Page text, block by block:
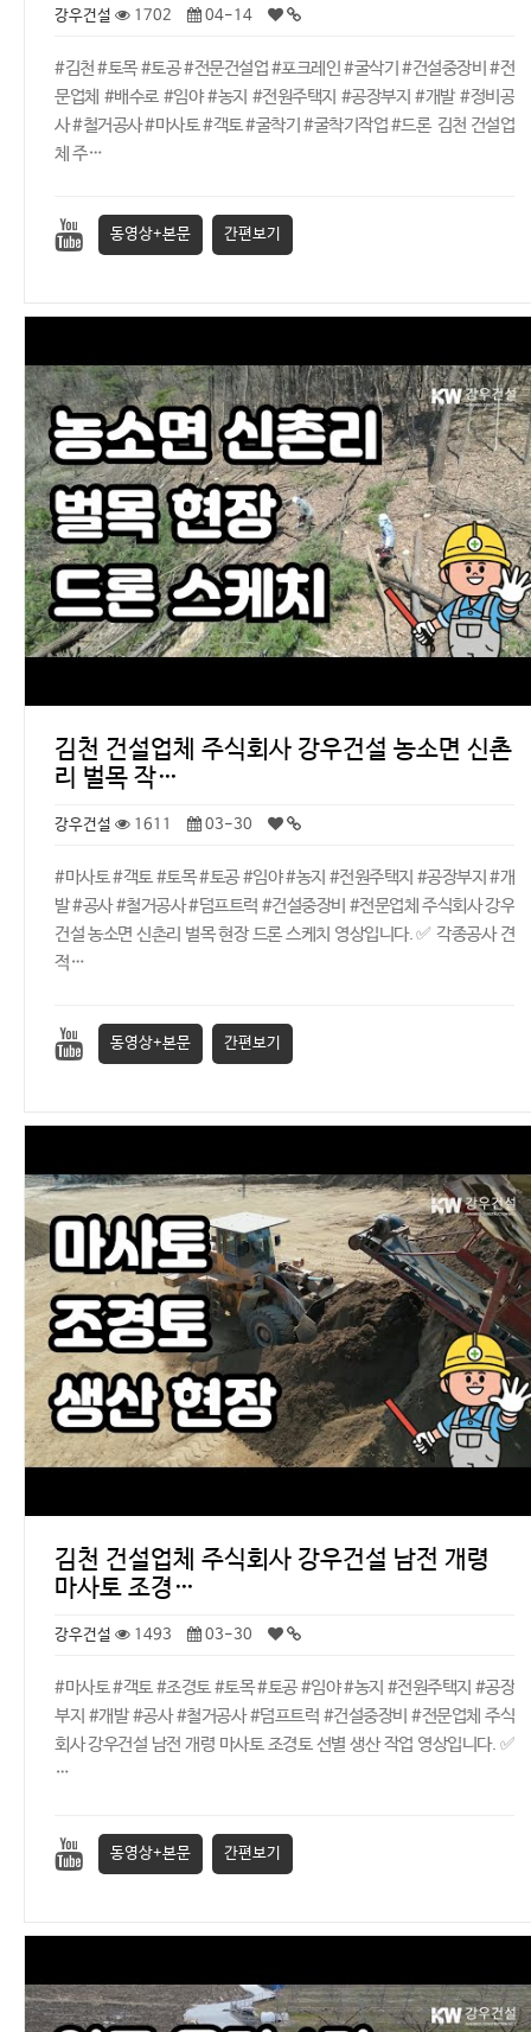
강우건설 1702 04-14
#김천 #토목 #토공 #전문건설업 #포크레인 #굴삭기 #건설중장비 #전
문업체 #배수로 #임야 #농지 #전원주택지 #공장부지 #개발 #정비공
사 #철거공사 #마사토 #객토 #굴착기 #굴착기작업 #드론 김천 건설업
체 주…
동영상+본문 간편보기
김천 건설업체 주식회사 강우건설 농소면 신촌
리 벌목 작…
강우건설 1611 03-30
#마사토 #객토 #토목 #토공 #임야 #농지 #전원주택지 #공장부지 #개
발 #공사 #철거공사 #덤프트럭 #건설중장비 #전문업체 주식회사 강우
건설 농소면 신촌리 벌목 현장 드론 스케치 영상입니다. ✅ 각종공사 견
적…
동영상+본문 간편보기
김천 건설업체 주식회사 강우건설 남전 개령
마사토 조경…
강우건설 1493 03-30
#마사토 #객토 #조경토 #토목 #토공 #임야 #농지 #전원주택지 #공장
부지 #개발 #공사 #철거공사 #덤프트럭 #건설중장비 #전문업체 주식
회사 강우건설 남전 개령 마사토 조경토 선별 생산 작업 영상입니다. ✅
…
동영상+본문 간편보기